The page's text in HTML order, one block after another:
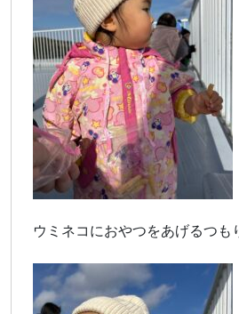
ウミネコにおやつをあげるつも